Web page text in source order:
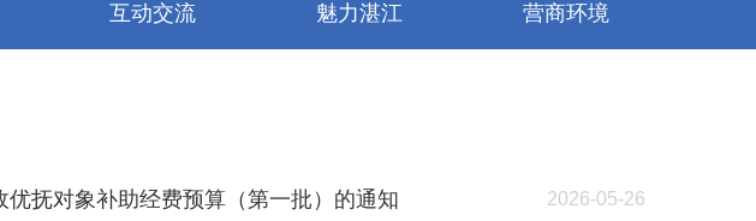
互动交流 魅力湛江 营商环境
抚对象补助经费预算（第一批）的通知 2026-05-26